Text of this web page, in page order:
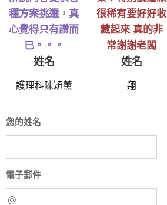
種方案挑選，真
心覺得只有讚而
已。。。
姓名
護理科陳穎薰
很稀有要好好收
藏起來 真的非
常謝謝老闆
姓名
翔
您的姓名
電子郵件